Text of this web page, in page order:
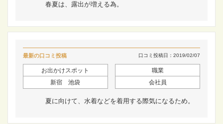
春夏は、露出が増える為。
最新の口コミ投稿 口コミ投稿日：2019/02/07
お出かけスポット
新宿 池袋
職業
会社員
夏に向けて、水着などを着用する際気になるため。